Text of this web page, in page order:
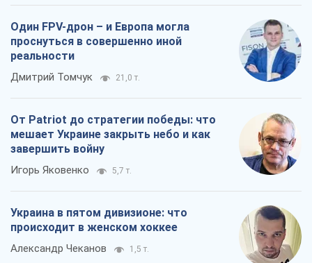
Один FPV-дрон – и Европа могла
проснуться в совершенно иной
реальности
Дмитрий Томчук 21,0 т.
От Patriot до стратегии победы: что
мешает Украине закрыть небо и как
завершить войну
Игорь Яковенко 5,7 т.
Украина в пятом дивизионе: что
происходит в женском хоккее
Александр Чеканов 1,5 т.